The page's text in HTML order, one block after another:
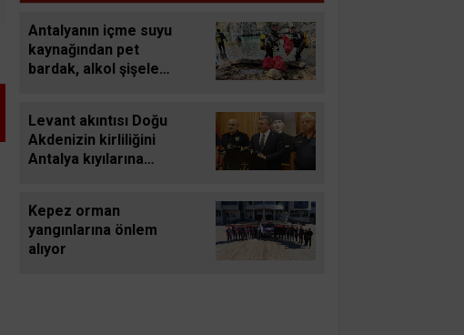
Antalyanın içme suyu
kaynağından pet
bardak, alkol şişeleri,
Levant akıntısı Doğu
Akdenizin kirliliğini
Antalya kıyılarına
Kepez orman
yangınlarına önlem
alıyor